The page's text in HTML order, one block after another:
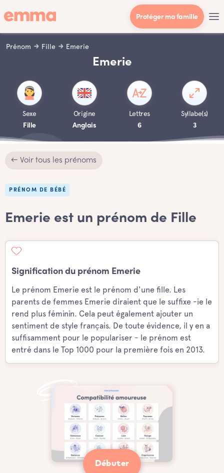
Protéger ma famille
Prénom Fille Emerie
Emerie
Sexe
Fille
Origine
Anglais
Lettres
6
Syllabe(s)
3
← Voir tous les prénoms
PRÉNOM DE BÉBÉ
Emerie est un prénom de Fille
Signification du prénom Emerie
Le prénom Emerie est le prénom d'une fille. Les
parents de femmes Emerie diraient que le suffixe -ie le
rend plus féminin. Cela peut également ajouter un
sentiment de style français. De toute évidence, il y en a
suffisamment pour le populariser - le prénom est
entré dans le Top 1000 pour la première fois en 2013.
Débuter